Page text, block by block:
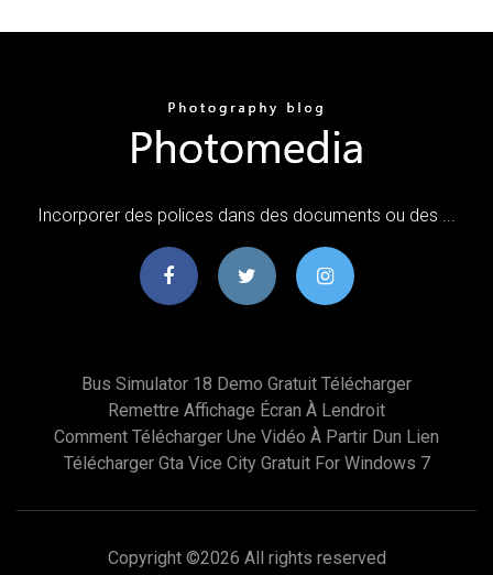
Incorporer des polices dans des documents ou des ...
Bus Simulator 18 Demo Gratuit Télécharger
Remettre Affichage Écran À Lendroit
Comment Télécharger Une Vidéo À Partir Dun Lien
Télécharger Gta Vice City Gratuit For Windows 7
Copyright ©2026 All rights reserved